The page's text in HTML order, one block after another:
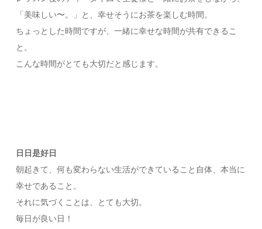
「美味しい〜。」と、幸せそうにお茶を楽しむ時間。
ちょっとした時間ですが、一緒に幸せな時間が共有できるこ
と。
こんな時間がとても大切だと感じます。
日日是好日
朝起きて、何も変わらない生活ができていること自体、本当に
幸せであること。
それに気づくことは、とても大切。
毎日が良い日！